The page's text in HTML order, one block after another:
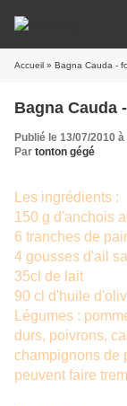
Accueil » Bagna Cauda -
Bagna Cauda
Publié le 13/07/2010
Par tonton gégé
Les ingrédients :
150 g d'anchois
6 tranches de
4 gousses d'ail
35cl de lait
90 cl d'huile
Légumes :
durs, poivrons,
champignons de
peuvent faire